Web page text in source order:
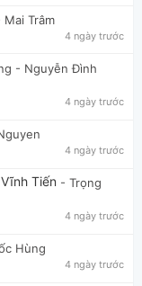
Mai Trâm
4 ngày trước
- Nguyễn Đình
4 ngày trước
4 ngày trước
Tiến - Trọng
4 ngày trước
Hùng
4 ngày trước